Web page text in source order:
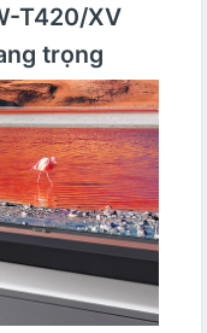
T420/XV
trọng